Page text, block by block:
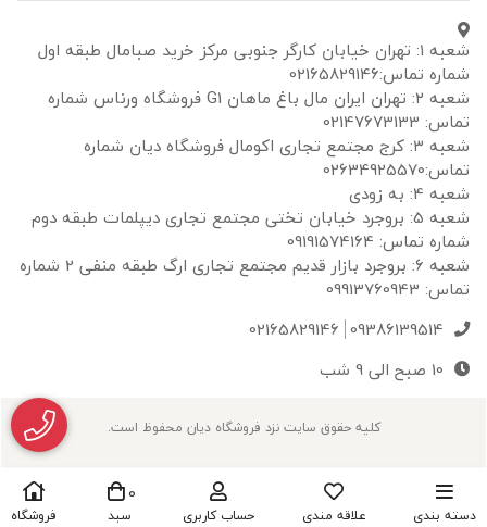
دسته بندی علاقه مندی حساب کاربری
0
سبد فروشگاه
شعبه ۱: تهران خیابان کارگر جنوبی مرکز خرید صبامال طبقه اول
شماره تماس:02165829146
شعبه ۲: تهران ایران مال باغ ماهان G1 فروشگاه ورناس شماره
تماس: 02147673133
شعبه ۳: کرج مجتمع تجاری اکومال فروشگاه دیان شماره
تماس:02634925570
شعبه 4: به زودی
شعبه 5: بروجرد خیابان تختی مجتمع تجاری دیپلمات طبقه دوم
شماره تماس: 09191574164
شعبه 6: بروجرد بازار قدیم مجتمع تجاری ارگ طبقه منفی 2 شماره
تماس: 09913760943
09386139514
02165829146
10 صبح الی 9 شب
کلیه حقوق سایت نزد فروشگاه دیان محفوظ است.